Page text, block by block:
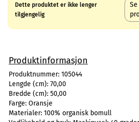
Dette produktet er ikke lenger
tilgjengelig
Produktinformasjon
Produktnummer: 105044
Lengde (cm): 70,00
Bredde (cm): 50,00
Farge: Oransje
Materialer: 100% organisk bomull